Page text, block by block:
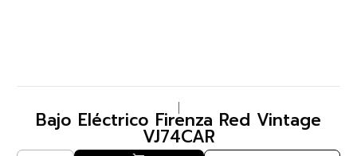
Bajo Eléctrico Firenza Red Vintage
VJ74CAR